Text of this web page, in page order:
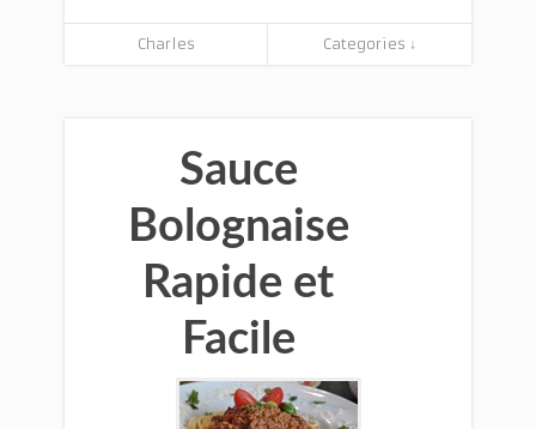
Charles Categories ↓
Sauce
Bolognaise
Rapide et
Facile